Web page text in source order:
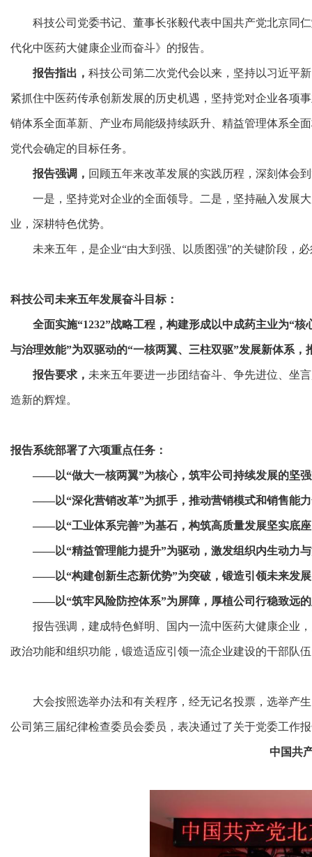
科技公司党委书记、董事长张毅代表中国共产党北京同
代化中医药大健康企业而奋斗》的报告。
报告指出， 科技公司第二次党代会以来，坚持以习近平
紧抓住中医药传承创新发展的历史机遇，坚持党对企业各项
销体系全面革新、产业布局能级持续跃升、精益管理体系全
党代会确定的目标任务。
报告强调， 回顾五年来改革发展的实践历程，深刻体会
一是，坚持党对企业的全面领导。二是，坚持融入发展
业，深耕特色优势。
未来五年，是企业“由大到强、以质图强”的关键阶段，
科技公司未来五年发展奋斗目标：
全面实施“1232”战略工程，构建形成以中成药主业为“
与治理效能”为双驱动的“一核两翼、三柱双驱”发展新体系
报告要求， 未来五年要进一步团结奋斗、争先进位、坐
造新的辉煌。
报告系统部署了六项重点任务：
——以“做大一核两翼”为核心，筑牢公司持续发展的坚
——以“深化营销改革”为抓手，推动营销模式和销售能
——以“工业体系完善”为基石，构筑高质量发展坚实底
——以“精益管理能力提升”为驱动，激发组织内生动力
——以“构建创新生态新优势”为突破，锻造引领未来发
——以“筑牢风险防控体系”为屏障，厚植公司行稳致远
报告强调，建成特色鲜明、国内一流中医药大健康企业
政治功能和组织功能，锻造适应引领一流企业建设的干部队
大会按照选举办法和有关程序，经无记名投票，选举产
公司第三届纪律检查委员会委员，表决通过了关于党委工作
中国共